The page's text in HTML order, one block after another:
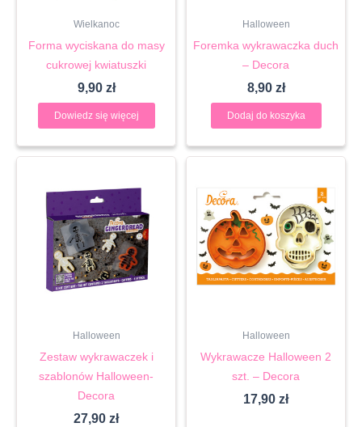
Wielkanoc
Forma wyciskana do masy
cukrowej kwiatuszki
9,90 zł
Dowiedz się więcej
Halloween
Foremka wykrawaczka duch
– Decora
8,90 zł
Dodaj do koszyka
Halloween
Zestaw wykrawaczek i
szablonów Halloween-
Decora
27,90 zł
Halloween
Wykrawacze Halloween 2
szt. – Decora
17,90 zł